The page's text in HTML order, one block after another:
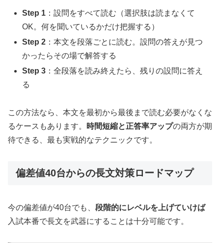
Step 1 ：設問をすべて読む（選択肢は読まなくて
OK。何を聞いているかだけ把握する）
Step 2 ：本文を段落ごとに読む。設問の答えが見つ
かったらその場で解答する
Step 3 ：全段落を読み終えたら、残りの設問に答え
る
この方法なら、本文を最初から最後まで読む必要がなくな
るケースもあります。
時間短縮と正答率アップの両方が期
待できる、最も実戦的なテクニックです。
偏差値40台からの長文対策ロードマップ
今の偏差値が40台でも、 段階的にレベルを上げていけば
入試本番で長文を武器にすることは十分可能です。